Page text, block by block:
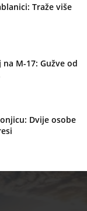
Traže više
M-17: Gužve od
Dvije osobe